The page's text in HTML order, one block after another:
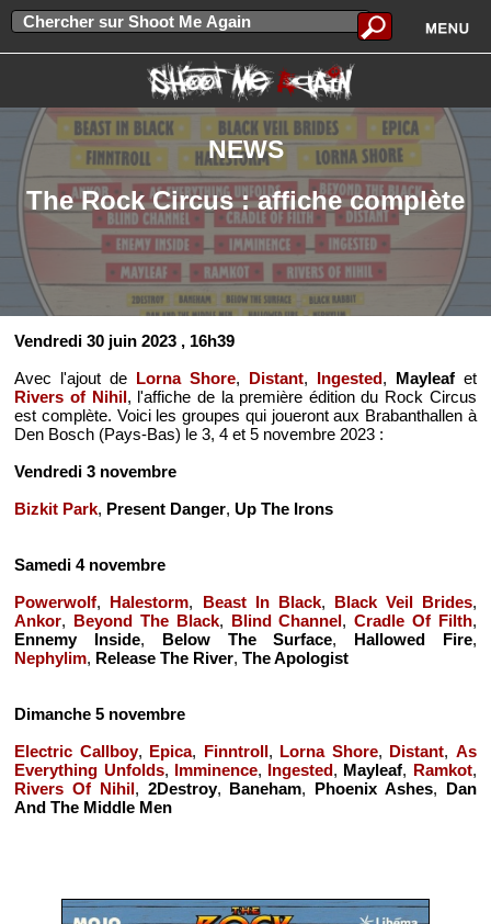
NEWS
The Rock Circus : affiche complète
Vendredi 30 juin 2023 , 16h39
Avec l'ajout de Lorna Shore, Distant, Ingested, Mayleafet
Rivers of Nihil, l'affiche de la première édition du Rock Circus
est complète. Voici les groupes qui joueront aux Brabanthallen à
Den Bosch (Pays-Bas) le 3, 4 et 5 novembre 2023 :
Vendredi 3 novembre
Bizkit Park, Present Danger,Up The Irons
Samedi 4 novembre
Powerwolf, Halestorm, Beast In Black, Black Veil Brides,
Ankor, Beyond The Black, Blind Channel,Cradle Of Filth,
Ennemy Inside, Below The Surface, Hallowed Fire,
Nephylim, Release The River,The Apologist
Dimanche 5 novembre
Electric Callboy, Epica, Finntroll, Lorna Shore, Distant, As
Everything Unfolds, Imminence, Ingested, Mayleaf, Ramkot,
Rivers Of Nihil, 2Destroy, Baneham, Phoenix Ashes, Dan
And The Middle Men